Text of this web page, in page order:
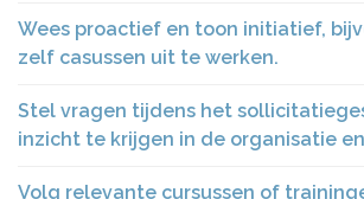
Wees proactief en toon initiatief,
zelf casussen uit te werken.
Stel vragen tijdens het
inzicht te krijgen in de organisatie
Volg relevante cursussen of